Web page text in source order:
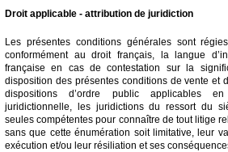
Droit applicable - attribution de juridiction
Les présentes conditions générales sont
conformément au droit français, la langue
française en cas de contestation sur la
disposition des présentes conditions de vente et
dispositions d’ordre public applicables
juridictionnelle, les juridictions du ressort du
seules compétentes pour connaître de tout litige
sans que cette énumération soit limitative, leur
exécution et/ou leur résiliation et ses